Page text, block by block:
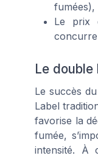
fumées),
Le prix
Le
Le succès
Label
favorise la
fumée,
intensité. À